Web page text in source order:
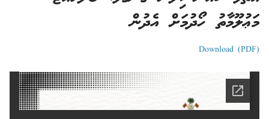
މަޢުލޫމާތު ހޯދުމަށް އެދުން
Download (PDF)